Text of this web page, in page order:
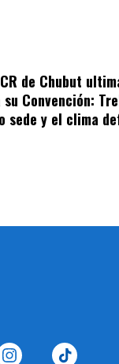
de Chubut
su Convención:
sede y el clima